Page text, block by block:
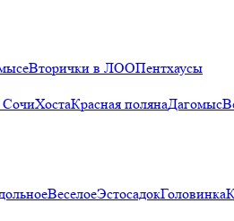
Вторички в ЛООПентхаусы
ХостаКрасная полянаДагомыс
ВеселоеЭстосадокГоловинка